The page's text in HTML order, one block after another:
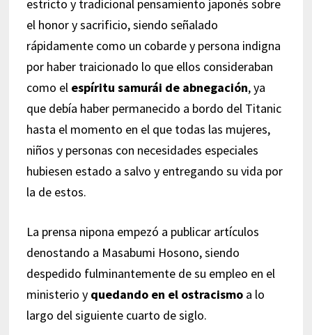
estricto y tradicional pensamiento japonés sobre
el honor y sacrificio, siendo señalado
rápidamente como un cobarde y persona indigna
por haber traicionado lo que ellos consideraban
como el espíritu samurái de abnegación, ya
que debía haber permanecido a bordo del Titanic
hasta el momento en el que todas las mujeres,
niños y personas con necesidades especiales
hubiesen estado a salvo y entregando su vida por
la de estos.
La prensa nipona empezó a publicar artículos
denostando a Masabumi Hosono, siendo
despedido fulminantemente de su empleo en el
ministerio y quedando en el ostracismoa lo
largo del siguiente cuarto de siglo.